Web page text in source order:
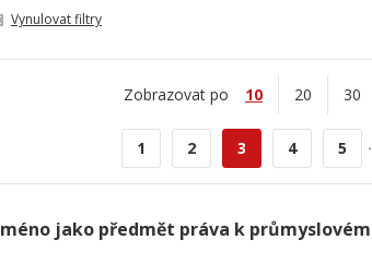
Vynulovat filtry
Zobrazovat po 10 20 30
1 2 3 4 5
jako předmět práva k